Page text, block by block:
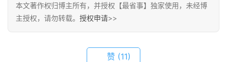
博
主
本文著作权归博主所有，并授权【最省事】独家使用，未经博
主授权，请勿转载。 授权申请>>
赞 (11)